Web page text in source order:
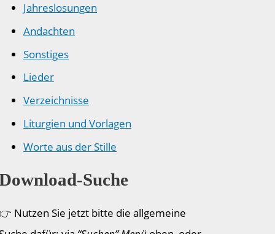
Jahreslosungen
Andachten
Sonstiges
Lieder
Verzeichnisse
Liturgien und Vorlagen
Worte aus der Stille
Suche
Nutzen Sie jetzt bitte die allgemeine